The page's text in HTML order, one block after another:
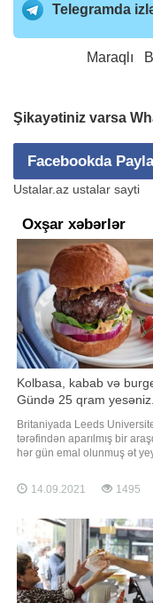
Telegramda
Maraqlı
Şikayətiniz varsa
Facebookda
Ustalar.az ustalar sayti
Oxşar xəbərlər
Kolbasa, kabab və
Gündə 25 qram
Britaniyada Leeds
tərəfindən aparılmış bir
hər gün emal olunmuş ət
zəifləməsi) riskinin 44 faiz
biləcəyini göstərib. -a
kabab və burger kimi
və daha yuxarı yaşlarda
sağlamlığın
14.09.2021 1495